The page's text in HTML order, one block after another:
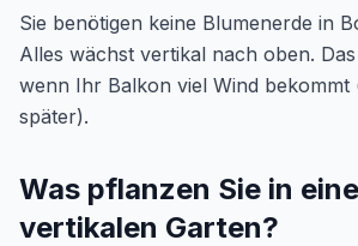
Sie benötigen keine Blumenerde in
Alles wächst vertikal nach oben.
wenn Ihr Balkon viel Wind bekommt
später).
Was pflanzen Sie in
vertikalen Garten?